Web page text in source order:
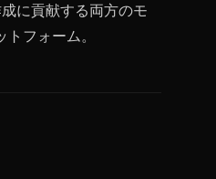
に貢献する両方のモ
フォーム。